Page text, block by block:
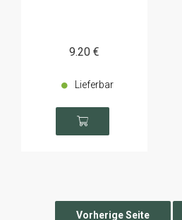
9.20 €
Lieferbar